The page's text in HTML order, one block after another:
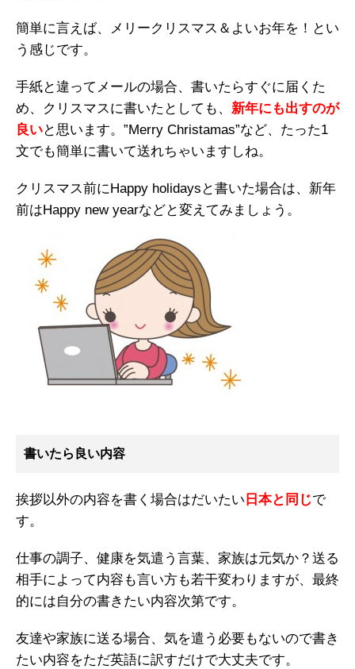
簡単に言えば、メリークリスマス＆よいお年を！とい
う感じです。
手紙と違ってメールの場合、書いたらすぐに届くた
め、クリスマスに書いたとしても、 新年にも出すのが
良いと思います。”Merry Christamas”など、たった1
文でも簡単に書いて送れちゃいますしね。
クリスマス前にHappy holidaysと書いた場合は、新年
前はHappy new yearなどと変えてみましょう。
書いたら良い内容
挨拶以外の内容を書く場合はだいたい 日本と同じで
す。
仕事の調子、健康を気遣う言葉、家族は元気か？送る
相手によって内容も言い方も若干変わりますが、最終
的には自分の書きたい内容次第です。
友達や家族に送る場合、気を遣う必要もないので書き
たい内容をただ英語に訳すだけで大丈夫です。